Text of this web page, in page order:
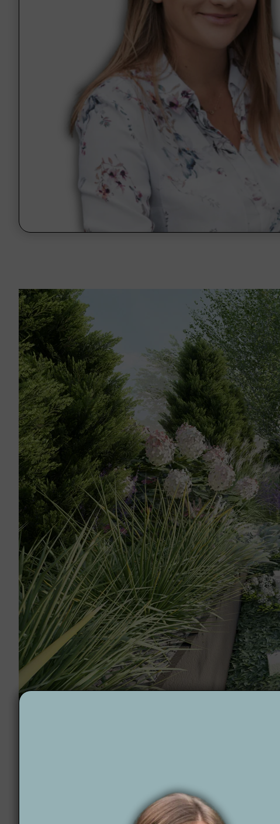
projektowania